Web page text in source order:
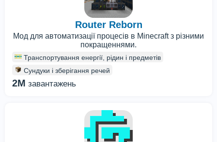
Router Reborn
Мод для автоматизації процесів в Minecraft з різними
покращеннями.
Транспортування енергії, рідин і предметів
Сундуки і зберігання речей
2M завантажень